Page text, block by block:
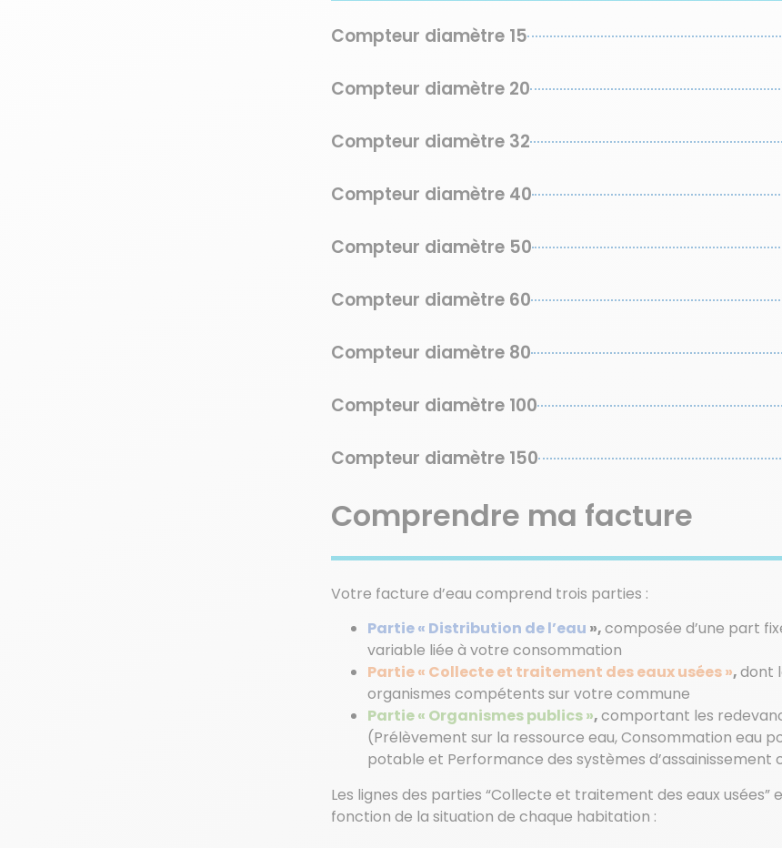
Compteur diamètre 15
Compteur diamètre 20
Compteur diamètre 32
Compteur diamètre 40
Compteur diamètre 50
Compteur diamètre 60
Compteur diamètre 80
Compteur diamètre 100
Compteur diamètre 150
Comprendre ma facture
Votre facture d’eau comprend trois parties :
Partie « Distribution de l’eau »,composée d’une part
variable liée à votre consommation
Partie « Collecte et traitement des eaux usées »,dont
organismes compétents sur votre commune
Partie « Organismes publics »,comportant les
(Prélèvement sur la ressource eau, Consommation eau
potable et Performance des systèmes d’assainissement
Les lignes des parties “Collecte et traitement des eaux
fonction de la situation de chaque habitation :